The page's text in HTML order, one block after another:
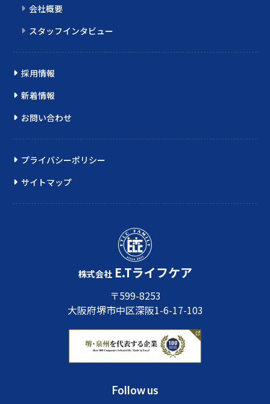
会社概要
スタッフインタビュー
採用情報
新着情報
お問い合わせ
プライバシーポリシー
サイトマップ
株式会社 E.Tライフケア
〒599-8253
大阪府堺市中区深阪1-6-17-103
Follow us